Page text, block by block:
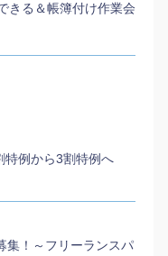
る＆帳簿付け作業会
特例から3割特例へ
集！～フリーランスパ